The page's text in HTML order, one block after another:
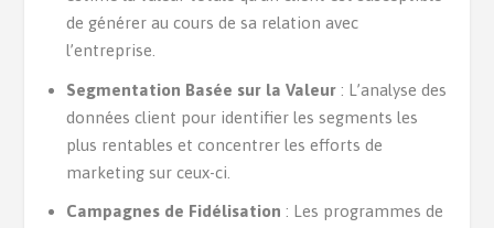
de générer au cours de sa relation avec
l’entreprise.
Segmentation Basée sur la Valeur: L’analyse des
données client pour identifier les segments les
plus rentables et concentrer les efforts de
marketing sur ceux-ci.
Campagnes de Fidélisation : Les programmes de